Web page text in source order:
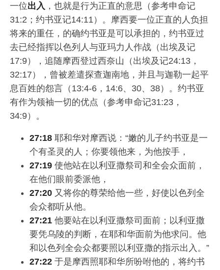
一位出入 ，也就是行为正直的意思（参考申命记
31:2；约书亚记14:11）。摩西要一位正直的人负担
将来的重任，的确约书亚是可以承担的，约书亚过
去已经指挥以色列人与亚玛力人作战（出埃及记
17:9），追随摩西登过西奈山（出埃及记24:13，
32:17），曾被差遣探查迦南地，并且与迦勒一起平
息百姓的怨言（13:4-6，14:6、30、38）。约书亚
有作为领袖一切的优点（参考申命记31:23，
34:9）。
27:18 耶和华对摩西说：“嫩的儿子约书亚是一
个有圣灵的人；你要领他来，为他按手，
27:19 使他站在以利亚撒祭司和全会众面前，
在他们眼前委派他，
27:20 又将你的尊荣给他一些，好使以色列全
会众都听从他。
27:21 他要站在以利亚撒祭司面前；以利亚撒
要凭乌陵的判断，在耶和华面前为他求问。他
和以色列全会众都要照以利亚撒的指示出入。”
27:22 于是摩西照耶和华所吩咐他的，将约书